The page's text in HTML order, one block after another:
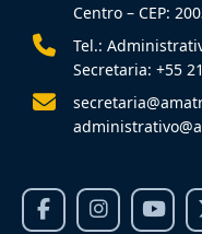
Centro – CEP:
Tel.:
Secretaria: +55